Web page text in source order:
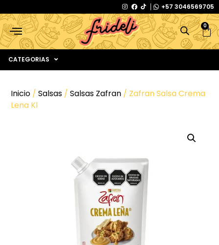
+57 3046569705
0
CATEGORIAS
Inicio /Salsas /Salsas Zafran / Zafran Salsa Crema
Lena Kl